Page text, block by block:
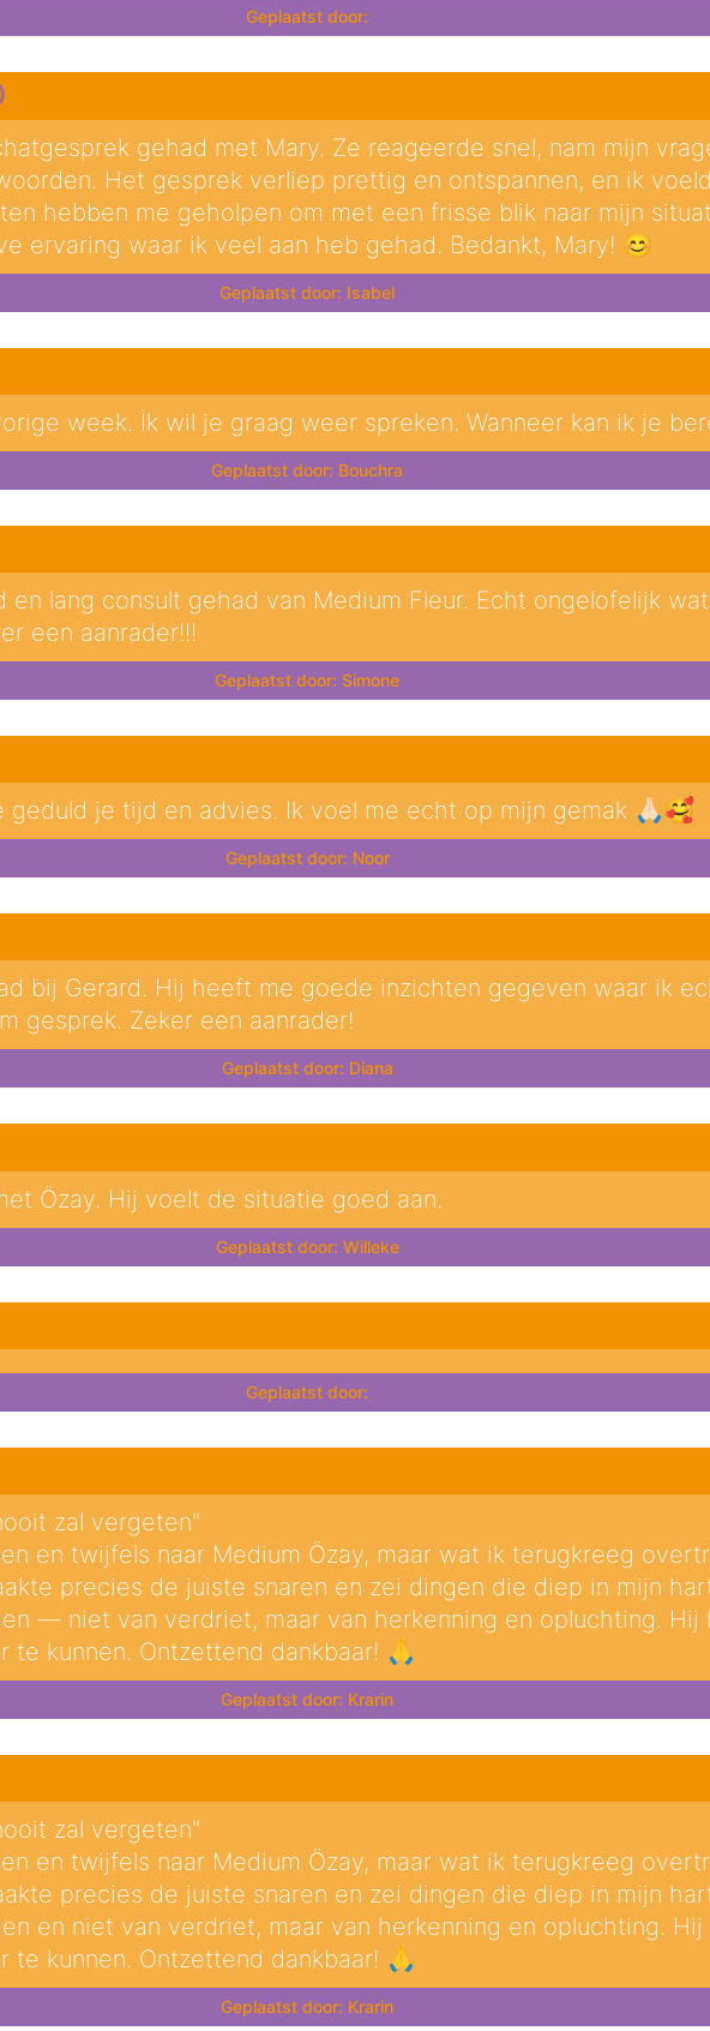
gehad met Mary. Ze reageerde snel, nam mijn
Het gesprek verliep prettig en ontspannen, en ik
hebben me geholpen om met een frisse blik naar mijn
ervaring waar ik veel aan heb gehad. Bedankt, Mary! 😊
Isabel
week. İk wil je graag weer spreken. Wanneer kan ik je
Bouchra
lang consult gehad van Medium Fleur. Echt ongelofelijk
een aanrader!!!
Simone
je tijd en advies. Ik voel me echt op mijn gemak 🙏🏻🥰
Noor
bij Gerard. Hij heeft me goede inzichten gegeven waar ik
gesprek. Zeker een aanrader!
Diana
Özay. Hij voelt de situatie goed aan.
Willeke
zal vergeten"
en twijfels naar Medium Özay, maar wat ik terugkreeg
precies de juiste snaren en zei dingen die diep in mijn
— niet van verdriet, maar van herkenning en opluchting. Hij
te kunnen. Ontzettend dankbaar! 🙏
Krarin
zal vergeten"
en twijfels naar Medium Özay, maar wat ik terugkreeg
precies de juiste snaren en zei dingen die diep in mijn
en niet van verdriet, maar van herkenning en opluchting.
te kunnen. Ontzettend dankbaar! 🙏
Krarin